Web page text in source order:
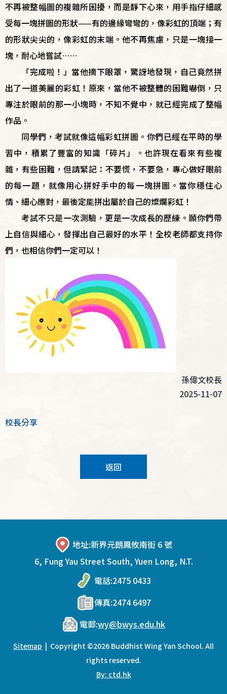
不再被整幅圖的複雜所困擾，而是靜下心來，用手指仔細感
受每一塊拼圖的形狀——有的邊緣彎彎的，像彩虹的頂端；有
的形狀尖尖的，像彩虹的末端。他不再焦慮，只是一塊接一
塊，耐心地嘗試……
「完成啦！」當他摘下眼罩，驚訝地發現，自己竟然拼
出了一道美麗的彩虹！原來，當他不被整體的困難嚇倒，只
專注於眼前的那一小塊時，不知不覺中，就已經完成了整幅
作品。
同學們，考試就像這幅彩虹拼圖。你們已經在平時的學
習中，積累了豐富的知識「碎片」。也許現在看來有些複
雜，有些困難，但請緊記：不要慌，不要急，專心做好眼前
的每一題，就像用心拼好手中的每一塊拼圖。當你穩住心
情、細心應對，最後定能拼出屬於自己的燦爛彩虹！
考試不只是一次測驗，更是一次成長的歷練。願你們帶
上自信與細心，發揮出自己最好的水平！全校老師都支持你
們，也相信你們一定可以！
孫偉文校長
2025-11-07
校長分享
返回
地址:新界元朗鳳攸南街 6 號
6, Fung Yau Street South, Yuen Long, N.T.
電話:2475 0433
傳真:2474 6497
電郵:wy@bwys.edu.hk
Sitemap | Copyright ©2026 Buddhist Wing Yan School. All
rights reserved.
By: ctd.hk